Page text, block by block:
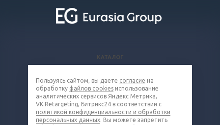
КАТАЛОГ
КОМПАНИЯ
КОНТАКТЫ
8 (800) 302-16-85
Пользуясь сайтом, вы даете согласие на
обработку файлов cookies использование
аналитических сервисов Яндекс Метрика,
VK.Retargeting, Битрикс24 в соответствии с
политикой конфиденциальности и обработки
персональных данных. Вы можете запретить